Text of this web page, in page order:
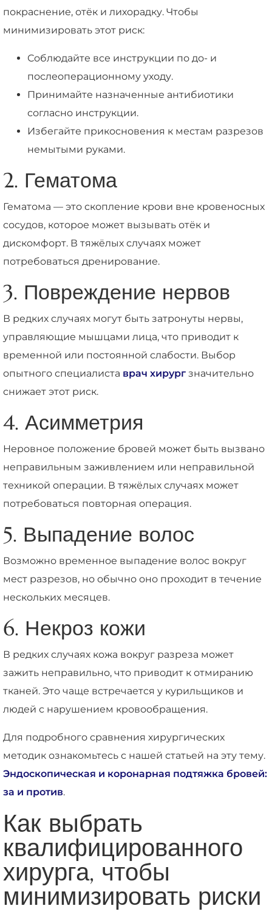
покраснение, отёк и лихорадку. Чтобы
минимизировать этот риск:
Соблюдайте все инструкции по до- и
послеоперационному уходу.
Принимайте назначенные антибиотики
согласно инструкции.
Избегайте прикосновения к местам разрезов
немытыми руками.
2. Гематома
Гематома — это скопление крови вне кровеносных
сосудов, которое может вызывать отёк и
дискомфорт. В тяжёлых случаях может
потребоваться дренирование.
3. Повреждение нервов
В редких случаях могут быть затронуты нервы,
управляющие мышцами лица, что приводит к
временной или постоянной слабости. Выбор
опытного специалиста врач хирург значительно
снижает этот риск.
4. Асимметрия
Неровное положение бровей может быть вызвано
неправильным заживлением или неправильной
техникой операции. В тяжёлых случаях может
потребоваться повторная операция.
5. Выпадение волос
Возможно временное выпадение волос вокруг
мест разрезов, но обычно оно проходит в течение
нескольких месяцев.
6. Некроз кожи
В редких случаях кожа вокруг разреза может
зажить неправильно, что приводит к отмиранию
тканей. Это чаще встречается у курильщиков и
людей с нарушением кровообращения.
Для подробного сравнения хирургических
методик ознакомьтесь с нашей статьей на эту тему.
Эндоскопическая и коронарная подтяжка бровей:
за и против.
Как выбрать
квалифицированного
хирурга, чтобы
минимизировать риски